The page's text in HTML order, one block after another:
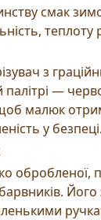
смак
з
—
малюк
у безпеці.